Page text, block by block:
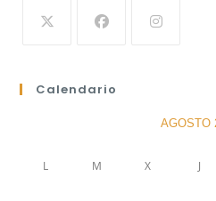
Calendario
AGOSTO
L M X J